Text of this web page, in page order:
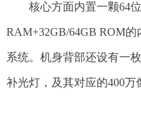
核心方面内置一颗64
RAM+32GB/64GB ROM
系统。机身背部还设有一
补光灯，及其对应的400万